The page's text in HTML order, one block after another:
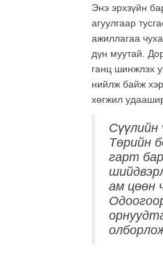
Энэ эрхзүйн
агуулгаар
ажиллагаа
дүн муутай.
ганц шинжлэх
нийлж байж
хөгжил
Сүүлийн
Төрийн
гарт
ам цөөн